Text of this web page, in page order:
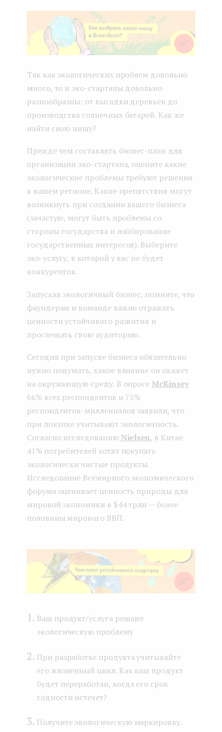
Так как экологических проблем довольно
много, то и эко-стартапы довольно
разнообразны: от высадки деревьев до
производства солнечных батарей. Как же
найти свою нишу?
Прежде чем составлять бизнес-план для
организации эко-стартапа, оцените какие
экологические проблемы требуют решения
в вашем регионе. Какие препятствия могут
возникнуть при создании вашего бизнеса
(зачастую, могут быть проблемы со
стороны государства и лоббирование
государственных интересов). Выберите
эко-услугу, в которой у вас не будет
конкурентов.
Запуская экологичный бизнес, помните, что
фаундерам и команде важно отражать
ценности устойчивого развития и
просвещать свою аудиторию.
Сегодня при запуске бизнеса обязательно
нужно подумать, какое влияние он окажет
на окружающую среду. В опросе McKinsey
66% всех респондентов и 75%
респондентов-миллениалов заявили, что
при покупке учитывают экологичность.
Согласно исследованию Nielsen, в Китае
41% потребителей хотят покупать
экологически чистые продукты.
Исследование Всемирного экономического
форума оценивает ценность природы для
мировой экономики в $44 трлн — более
половины мирового ВВП.
Ваш продукт/услуга решают
экологическую проблему
При разработке продукта учитывайте
его жизненный цикл. Как ваш продукт
будет переработан, когда его срок
годности истечет?
Получите экологическую маркировку.